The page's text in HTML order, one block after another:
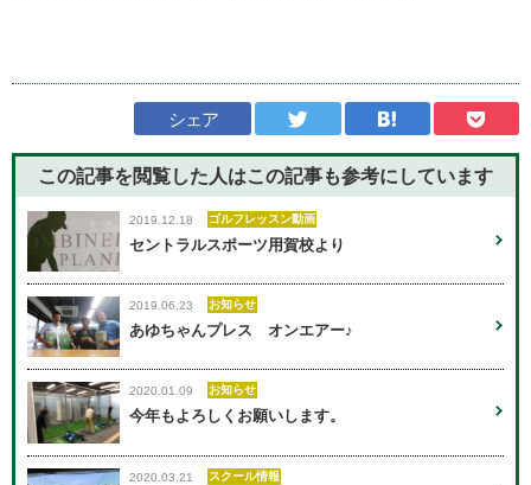
シェア
この記事を閲覧した人はこの記事も参考にしています
2019.12.18 ゴルフレッスン動画
セントラルスポーツ用賀校より
2019.06.23 お知らせ
あゆちゃんプレス オンエアー♪
2020.01.09 お知らせ
今年もよろしくお願いします。
2020.03.21 スクール情報